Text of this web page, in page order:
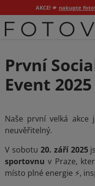
AKCE! 🫵 nakupte
Přejít
na
První
Event 2025
Naše první velká
neuvěřitelný.
V sobotu 20. září 2025
sportovnu v Praze,
místo plné energie ⚡,